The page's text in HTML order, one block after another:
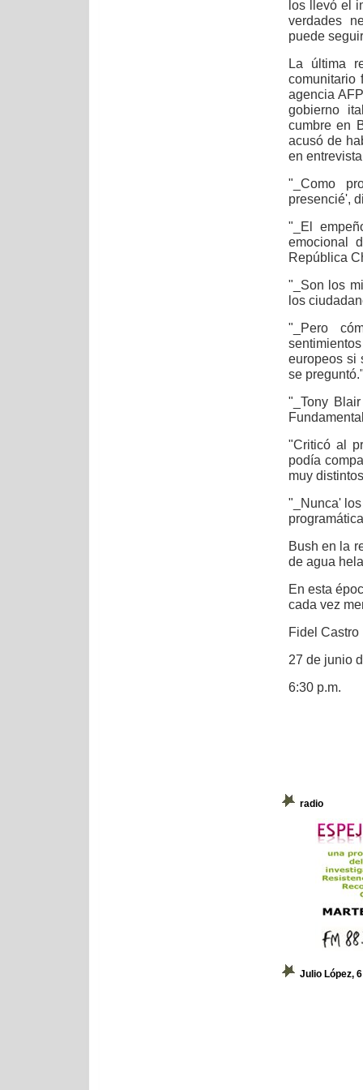
los llevó el
verdades
puede
La última
comunitario
agencia
gobierno
cumbre en
acusó de
en
"_Como
presencié',
"_El
emocional
República
"_Son los
los
"_Pero
europeos si
se
"_Tony
"Criticó al
podía
muy
"_Nunca'
Bush en la
de agua
En esta
cada vez
Fidel Castro
27 de junio
6:30 p.m.
radio
Julio López,